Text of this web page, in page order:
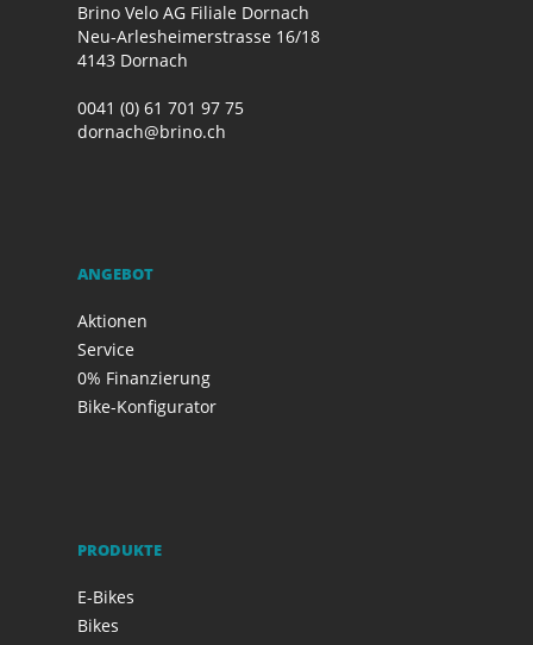
Brino Velo AG Filiale Dornach
Neu-Arlesheimerstrasse 16/18
4143 Dornach
0041 (0) 61 701 97 75
dornach@brino.ch
ANGEBOT
Aktionen
Service
0% Finanzierung
Bike-Konfigurator
PRODUKTE
E-Bikes
Bikes